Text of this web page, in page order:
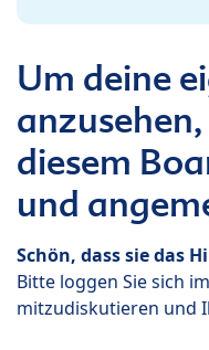
Um deine
diesem
und
Schön, dass sie das
Bitte loggen Sie sich
mitzudiskutieren und